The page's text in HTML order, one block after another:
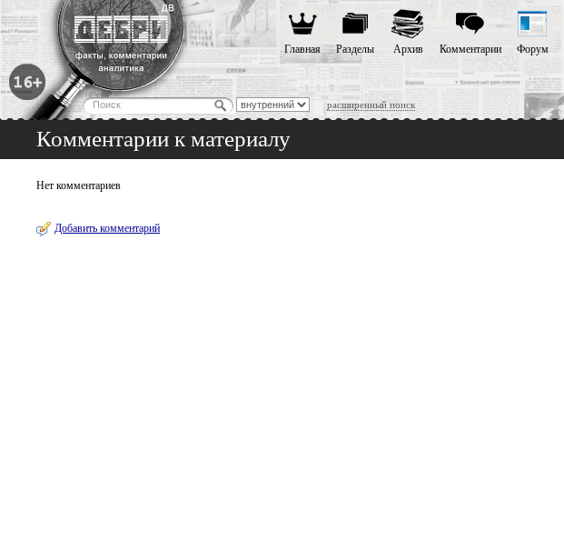
расширенный поиск
Главная Разделы Архив Комментарии Форум
Комментарии к материалу
Нет комментариев
Добавить комментарий